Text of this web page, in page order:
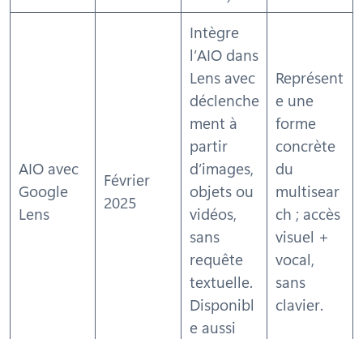
AIO avec
Google
Lens
Février
2025
Intègre
l’AIO dans
Lens avec
déclenche
ment à
partir
d’images,
objets ou
vidéos,
sans
requête
textuelle.
Disponibl
e aussi
Représent
e une
forme
concrète
du
multisear
ch ; accès
visuel +
vocal,
sans
clavier.